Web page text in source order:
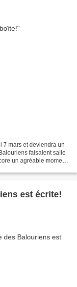
7 mars et deviendra un
faisaient salle
un agréable moment
est écrite!